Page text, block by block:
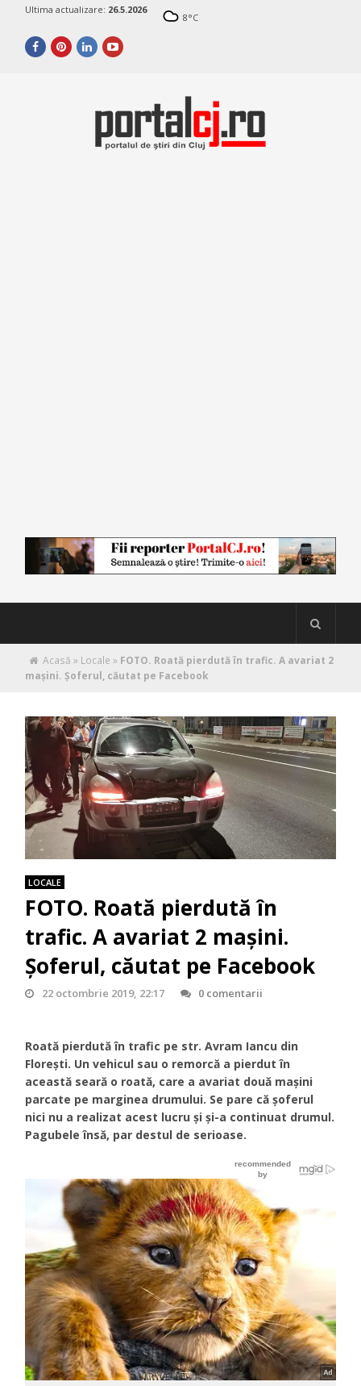
Ultima actualizare: 26.5.2026
8°C
Acasă » Locale » FOTO. Roată pierdută în trafic. A avariat 2
maşini. Şoferul, căutat pe Facebook
LOCALE
FOTO. Roată pierdută în
trafic. A avariat 2 maşini.
Şoferul, căutat pe Facebook
22 octombrie 2019, 22:17 0 comentarii
Roată pierdută în trafic pe str. Avram Iancu din
Floreşti. Un vehicul sau o remorcă a pierdut în
această seară o roată, care a avariat două maşini
parcate pe marginea drumului. Se pare că şoferul
nici nu a realizat acest lucru şi şi-a continuat drumul.
Pagubele însă, par destul de serioase.